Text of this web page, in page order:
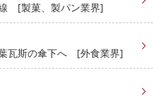
[製菓、製パン業界]
葉瓦斯の傘下へ [外食業界]